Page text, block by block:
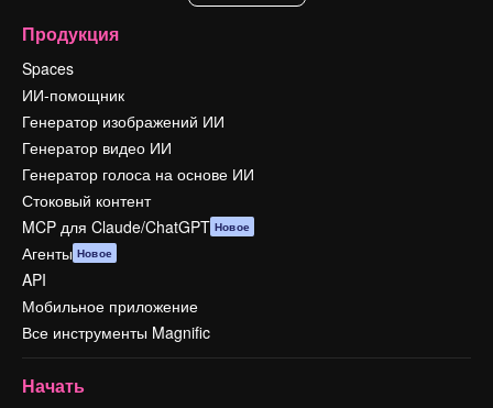
Продукция
Spaces
ИИ-помощник
Генератор изображений ИИ
Генератор видео ИИ
Генератор голоса на основе ИИ
Стоковый контент
MCP для Claude/ChatGPT Новое
Агенты Новое
API
Мобильное приложение
Все инструменты Magnific
Начать